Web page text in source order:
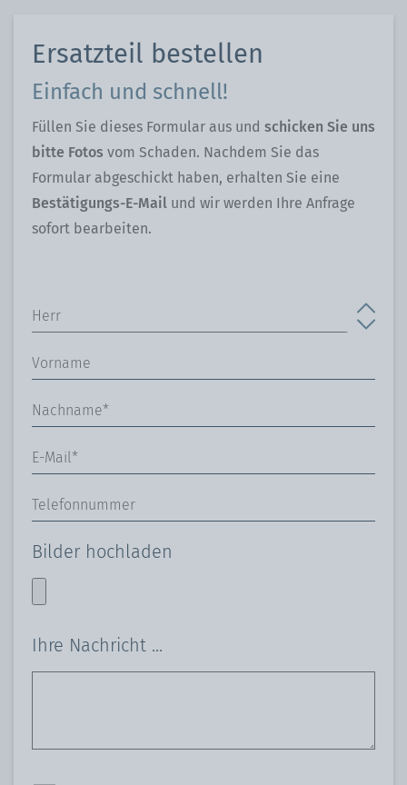
Ersatzteil bestellen
Einfach und schnell!
Füllen Sie dieses Formular aus und schicken Sie uns
bitte Fotos vom Schaden. Nachdem Sie das
Formular abgeschickt haben, erhalten Sie eine
Bestätigungs-E-Mail und wir werden Ihre Anfrage
sofort bearbeiten.
Bilder hochladen
Ihre Nachricht ...